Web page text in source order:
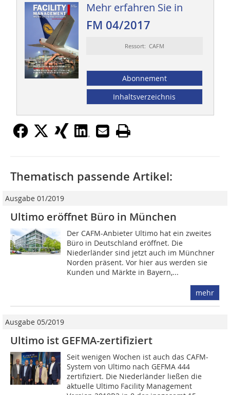
Mehr erfahren Sie in
FM 04/2017
Ressort: CAFM
Abonnement
Inhaltsverzeichnis
Thematisch passende Artikel:
Ausgabe 01/2019
Ultimo eröffnet Büro in München
Der CAFM-Anbieter Ultimo hat ein zweites
Büro in Deutschland eröffnet. Die
Niederländer sind jetzt auch im Münchner
Norden präsent. Vor hier aus werden sie
Kunden und Märkte in Bayern,...
mehr
Ausgabe 05/2019
Ultimo ist GEFMA-zertifiziert
Seit wenigen Wochen ist auch das CAFM-
System von Ultimo nach GEFMA 444
zertifiziert. Die Niederländer ließen die
aktuelle Ultimo Facility Management